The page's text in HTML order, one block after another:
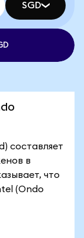
SGD
составляет
в
что
(Ondo